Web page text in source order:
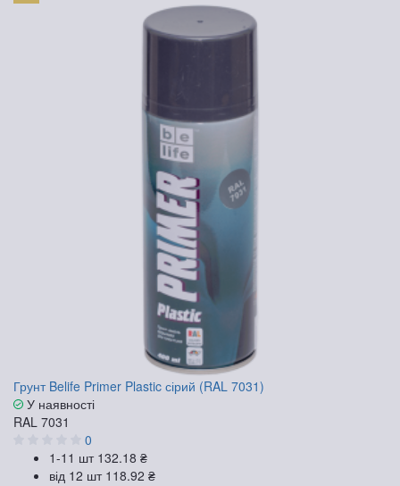
Грунт Belife Primer Plastic сірий (RAL 7031)
У наявності
RAL 7031
0
1-11 шт 132.18 ₴
від 12 шт 118.92 ₴